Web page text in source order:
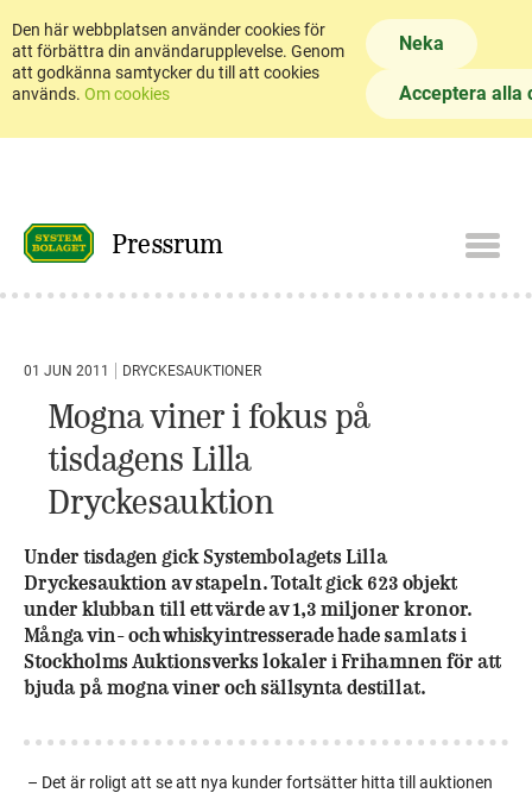
Den här webbplatsen använder cookies för
att förbättra din användarupplevelse. Genom
att godkänna samtycker du till att cookies
används. Om cookies
Neka
Acceptera alla
Pressrum
01 JUN 2011 DRYCKESAUKTIONER
Mogna viner i fokus på
tisdagens Lilla
Dryckesauktion
Under tisdagen gick Systembolagets Lilla
Dryckesauktion av stapeln. Totalt gick 623 objekt
under klubban till ett värde av 1,3 miljoner kronor.
Många vin- och whiskyintresserade hade samlats i
Stockholms Auktionsverks lokaler i Frihamnen för att
bjuda på mogna viner och sällsynta destillat.
– Det är roligt att se att nya kunder fortsätter hitta till auktionen